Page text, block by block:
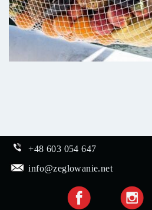
+48 603 054 647
info@zeglowanie.net